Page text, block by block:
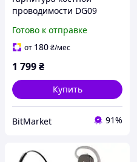
проводимости DG09
микрофоном ENC,
поворот 270°, до 10 ч
Готово к отправке
от 180₴/мес
1 799₴
Купить
BitMarket 91%